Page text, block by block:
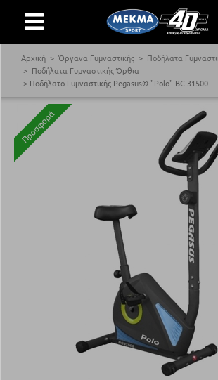
Αρχική Όργανα Γυμναστικής
Ποδήλατα
Ποδήλατα Γυμναστικής Όρθια
Ποδήλατο Γυμναστικής Pegasus® "Polo" BC-31500
Προσφορά